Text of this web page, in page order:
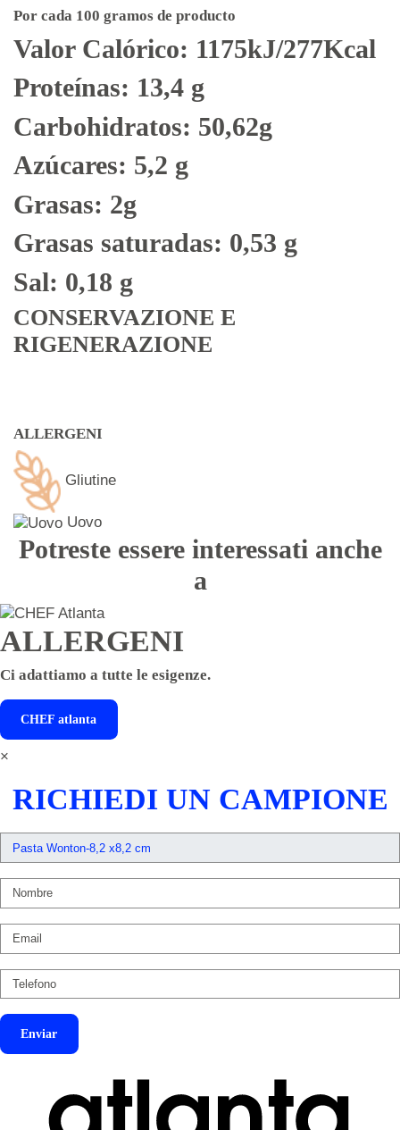
Por cada 100 gramos de producto
Valor Calórico: 1175kJ/277Kcal
Proteínas: 13,4 g
Carbohidratos: 50,62g
Azúcares: 5,2 g
Grasas: 2g
Grasas saturadas: 0,53 g
Sal: 0,18 g
CONSERVAZIONE E
RIGENERAZIONE
ALLERGENI
Gliutine
Uovo
Potreste essere interessati anche
a
ALLERGENI
Ci adattiamo a tutte le esigenze.
CHEFatlanta
×
RICHIEDI UN CAMPIONE
Enviar